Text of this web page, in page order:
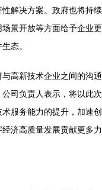
解决方案。政府也将持续
景开放等方面给予企业更
态。
高新技术企业之间的沟通
司负责人表示，将以此次
服务能力的提升，加速创
济高质量发展贡献更多力